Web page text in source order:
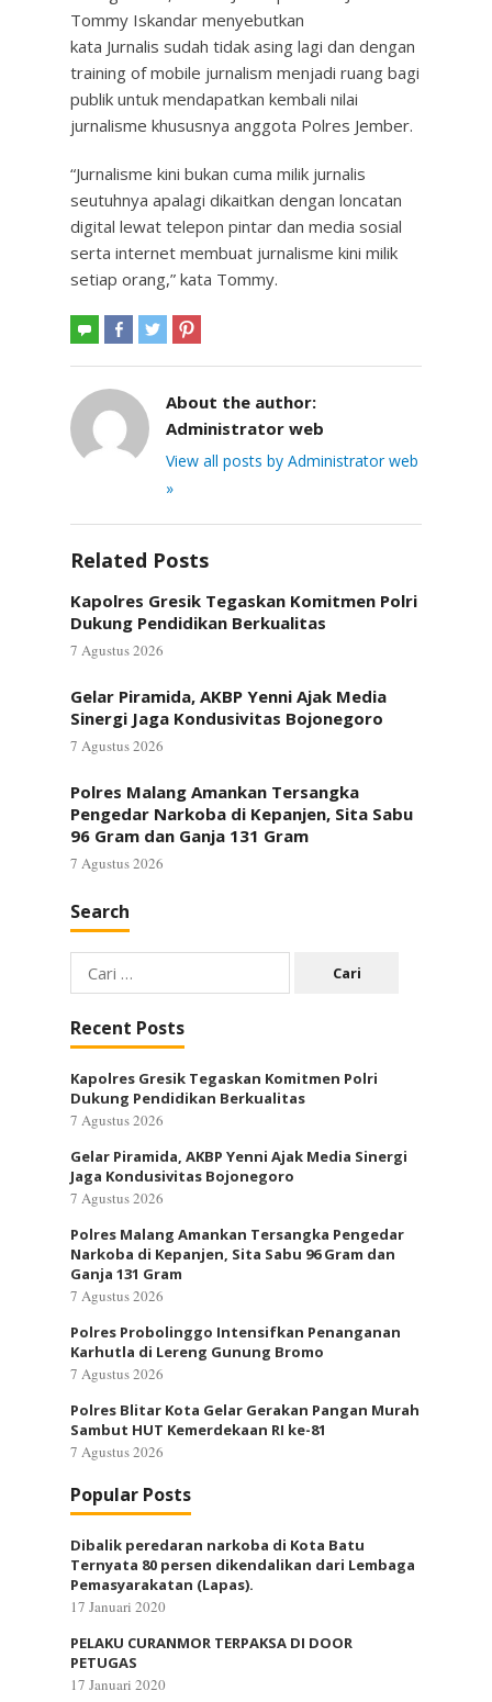
Tommy Iskandar menyebutkan
kata Jurnalis sudah tidak asing lagi dan dengan
training of mobile jurnalism menjadi ruang bagi
publik untuk mendapatkan kembali nilai
jurnalisme khususnya anggota Polres Jember.
“Jurnalisme kini bukan cuma milik jurnalis
seutuhnya apalagi dikaitkan dengan loncatan
digital lewat telepon pintar dan media sosial
serta internet membuat jurnalisme kini milik
setiap orang,” kata Tommy.
About the author:
Administrator web
View all posts by Administrator web
»
Related Posts
Kapolres Gresik Tegaskan Komitmen Polri
Dukung Pendidikan Berkualitas
7 Agustus 2026
Gelar Piramida, AKBP Yenni Ajak Media
Sinergi Jaga Kondusivitas Bojonegoro
7 Agustus 2026
Polres Malang Amankan Tersangka
Pengedar Narkoba di Kepanjen, Sita Sabu
96 Gram dan Ganja 131 Gram
7 Agustus 2026
Search
Cari
untuk:
Recent Posts
Kapolres Gresik Tegaskan Komitmen Polri
Dukung Pendidikan Berkualitas
7 Agustus 2026
Gelar Piramida, AKBP Yenni Ajak Media Sinergi
Jaga Kondusivitas Bojonegoro
7 Agustus 2026
Polres Malang Amankan Tersangka Pengedar
Narkoba di Kepanjen, Sita Sabu 96 Gram dan
Ganja 131 Gram
7 Agustus 2026
Polres Probolinggo Intensifkan Penanganan
Karhutla di Lereng Gunung Bromo
7 Agustus 2026
Polres Blitar Kota Gelar Gerakan Pangan Murah
Sambut HUT Kemerdekaan RI ke-81
7 Agustus 2026
Popular Posts
Dibalik peredaran narkoba di Kota Batu
Ternyata 80 persen dikendalikan dari Lembaga
Pemasyarakatan (Lapas).
17 Januari 2020
PELAKU CURANMOR TERPAKSA DI DOOR
PETUGAS
17 Januari 2020